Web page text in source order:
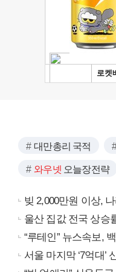
대만총리 국적
와우넷 오늘장전략
빚 2,000만원 이상,
울산 집값 전국 상승
“루테인” 뉴스속보,
서울 마지막 ‘7억대’